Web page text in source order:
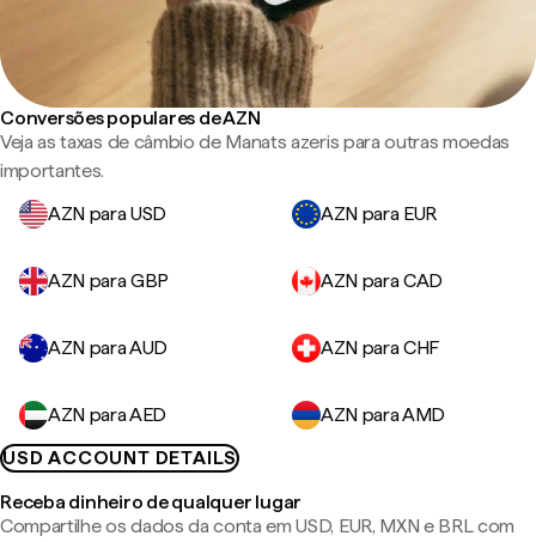
Conversões populares de AZN
Veja as taxas de câmbio de Manats azeris para outras moedas
importantes.
AZN para USD
AZN para EUR
AZN para GBP AZN para CAD
AZN para AUD AZN para CHF
AZN para AED
AZN para AMD
USD ACCOUNT DETAILS
Receba dinheiro de qualquer lugar
Compartilhe os dados da conta em USD, EUR, MXN e BRL com